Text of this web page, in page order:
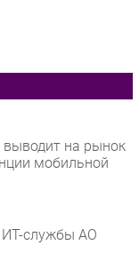
выводит на рынок
мобильной
ИТ-службы АО